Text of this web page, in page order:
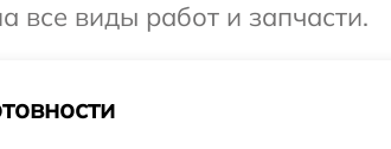
все виды работ и запчасти.